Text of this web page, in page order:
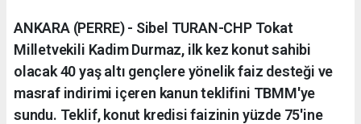
ANKARA (PERRE) - Sibel TURAN-CHP Tokat
Milletvekili Kadim Durmaz, ilk kez konut sahibi
olacak 40 yaş altı gençlere yönelik faiz desteği ve
masraf indirimi içeren kanun teklifini TBMM'ye
sundu. Teklif, konut kredisi faizinin yüzde 75'ine